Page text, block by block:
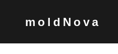
moldNova